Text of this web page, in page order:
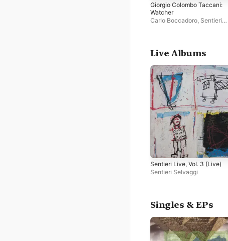
Giorgio Colombo Taccani:
Watcher
Carlo Boccadoro Sentieri
Live Albums
Sentieri Live, Vol. 3 (Live)
Sentieri Selvaggi
Singles & EPs